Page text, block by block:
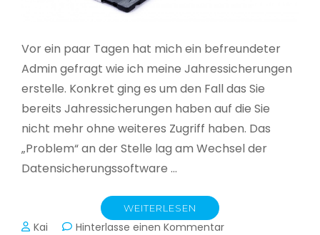
Vor ein paar Tagen hat mich ein befreundeter
Admin gefragt wie ich meine Jahressicherungen
erstelle. Konkret ging es um den Fall das Sie
bereits Jahressicherungen haben auf die Sie
nicht mehr ohne weiteres Zugriff haben. Das
„Problem“ an der Stelle lag am Wechsel der
Datensicherungssoftware …
WEITERLESEN
Kai Hinterlasse einen Kommentarzu